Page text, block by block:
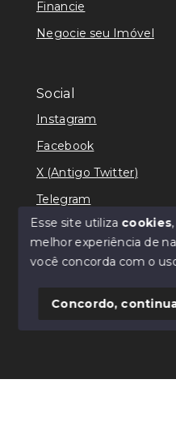
Olá! Estamos
Financie
Negocie seu Imóvel
Social
Instagram
Facebook
X (Antigo Twitter)
Telegram
© Copyright 2026 -
SITE PARA IMOBILIARIA
Esse site utiliza cookies
melhor experiência de
você concorda com o
Concordo,